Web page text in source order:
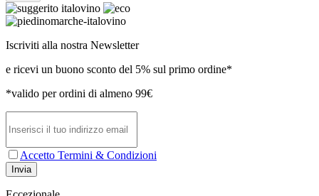
Iscriviti alla nostra Newsletter
e ricevi un buono sconto del 5% sul primo ordine*
*valido per ordini di almeno 99€
Accetto Termini & Condizioni
Invia